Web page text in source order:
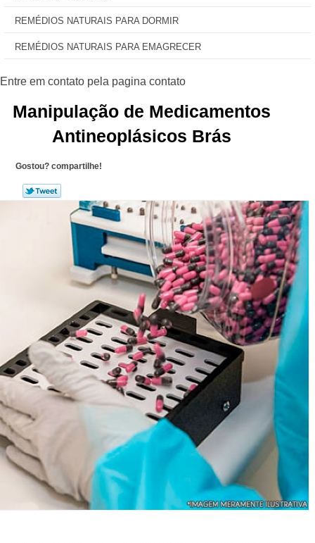
REMÉDIOS NATURAIS PARA DORMIR
REMÉDIOS NATURAIS PARA EMAGRECER
Manipulação de Medicamentos
Antineoplásicos Brás
Gostou? compartilhe!